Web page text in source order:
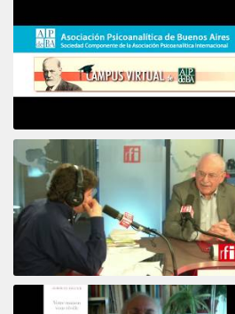
Psicoanálisis por Skype y teléfono Alberto
Eiguer presenta el curso virtual 2017